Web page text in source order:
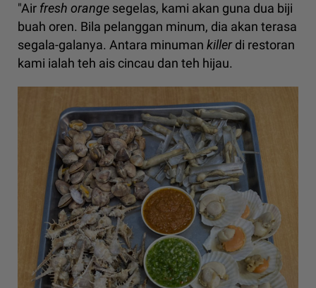
"Air fresh orange segelas, kami akan guna dua biji
buah oren. Bila pelanggan minum, dia akan terasa
segala-galanya. Antara minuman killerdi restoran
kami ialah teh ais cincau dan teh hijau.